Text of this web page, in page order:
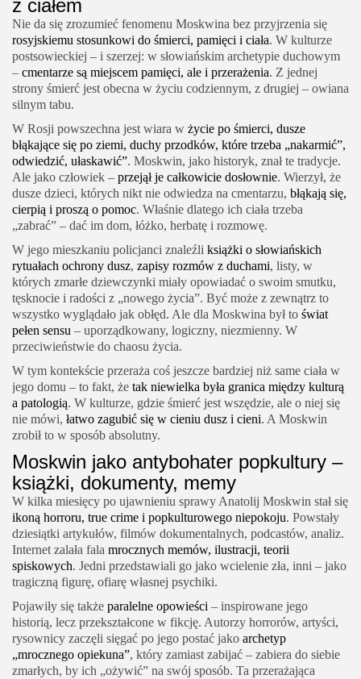
z ciałem
Nie da się zrozumieć fenomenu Moskwina bez przyjrzenia się
rosyjskiemu stosunkowi do śmierci, pamięci i ciała. W kulturze
postsowieckiej – i szerzej: w słowiańskim archetypie duchowym
– cmentarze są miejscem pamięci, ale i przerażenia. Z jednej
strony śmierć jest obecna w życiu codziennym, z drugiej – owiana
silnym tabu.
W Rosji powszechna jest wiara w życie po śmierci, dusze
błąkające się po ziemi, duchy przodków, które trzeba „nakarmić”,
odwiedzić, ułaskawić”. Moskwin, jako historyk, znał te tradycje.
Ale jako człowiek – przejął je całkowicie dosłownie. Wierzył, że
dusze dzieci, których nikt nie odwiedza na cmentarzu, błąkają się,
cierpią i proszą o pomoc. Właśnie dlatego ich ciała trzeba
„zabrać” – dać im dom, łóżko, herbatę i rozmowę.
W jego mieszkaniu policjanci znaleźli książki o słowiańskich
rytuałach ochrony dusz, zapisy rozmów z duchami, listy, w
których zmarłe dziewczynki miały opowiadać o swoim smutku,
tęsknocie i radości z „nowego życia”. Być może z zewnątrz to
wszystko wyglądało jak obłęd. Ale dla Moskwina był to świat
pełen sensu – uporządkowany, logiczny, niezmienny. W
przeciwieństwie do chaosu życia.
W tym kontekście przeraża coś jeszcze bardziej niż same ciała w
jego domu – to fakt, że tak niewielka była granica między kulturą
a patologią. W kulturze, gdzie śmierć jest wszędzie, ale o niej się
nie mówi, łatwo zagubić się w cieniu dusz i cieni. A Moskwin
zrobił to w sposób absolutny.
Moskwin jako antybohater popkultury –
książki, dokumenty, memy
W kilka miesięcy po ujawnieniu sprawy Anatolij Moskwin stał się
ikoną horroru, true crime i popkulturowego niepokoju. Powstały
dziesiątki artykułów, filmów dokumentalnych, podcastów, analiz.
Internet zalała fala mrocznych memów, ilustracji, teorii
spiskowych. Jedni przedstawiali go jako wcielenie zła, inni – jako
tragiczną figurę, ofiarę własnej psychiki.
Pojawiły się także paralelne opowieści – inspirowane jego
historią, lecz przekształcone w fikcję. Autorzy horrorów, artyści,
rysownicy zaczęli sięgać po jego postać jako archetyp
„mrocznego opiekuna”, który zamiast zabijać – zabiera do siebie
zmarłych, by ich „ożywić” na swój sposób. Ta przerażająca